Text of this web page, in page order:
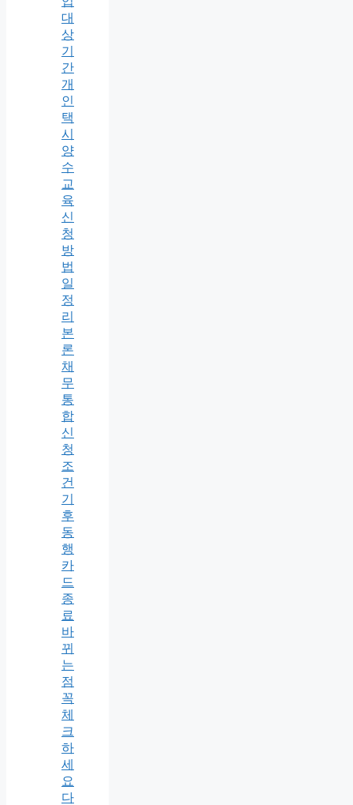
대
상
기
간
개
인
택
시
양
수
교
육
신
청
방
법
일
정
리
본
론
채
무
통
합
신
청
조
건
기
후
동
행
카
드
종
료
바
뀌
는
점
꼭
체
크
하
세
요
다